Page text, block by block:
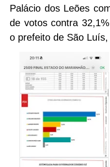
Palácio dos Leões
de votos contra
o prefeito de São